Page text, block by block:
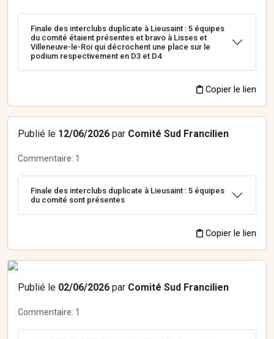
Finale des interclubs duplicate à Lieusaint : 5 équipes
du comité étaient présentes et bravo à Lisses et
Villeneuve-le-Roi qui décrochent une place sur le
podium respectivement en D3 et D4
Copier le lien
Publié le 12/06/2026 par Comité Sud Francilien
Commentaire: 1
Finale des interclubs duplicate à Lieusaint : 5 équipes
du comité sont présentes
Copier le lien
Publié le 02/06/2026 par Comité Sud Francilien
Commentaire: 1